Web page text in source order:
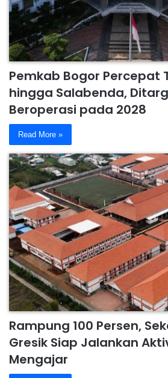
Pemkab Bogor Percepat
hingga Salabenda,
Beroperasi pada 2028
Read More »
Rampung 100 Persen,
Gresik Siap Jalankan
Mengajar